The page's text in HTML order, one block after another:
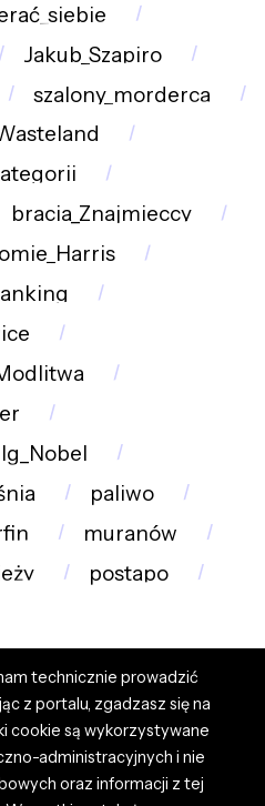
Jakub_Szapiro
szalony_morderca
bracia_Znajmieccy
Ig_Nobel
paliwo
muranów
postapo
technicznie prowadzić
z portalu, zgadzasz się na
cookie są wykorzystywane
administracyjnych i nie
oraz informacji z tej